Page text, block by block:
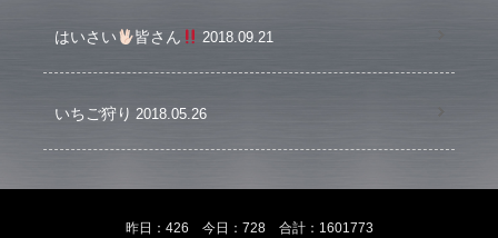
はいさい 皆さん 2018.09.21
いちご狩り 2018.05.26
昨日：426 今日：728 合計：1601773